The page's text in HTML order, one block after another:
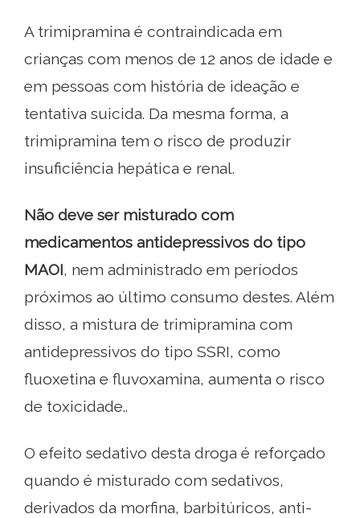
A trimipramina é contraindicada em
crianças com menos de 12 anos de idade e
em pessoas com história de ideação e
tentativa suicida. Da mesma forma, a
trimipramina tem o risco de produzir
insuficiência hepática e renal.
Não deve ser misturado com
medicamentos antidepressivos do tipo
MAOI, nem administrado em períodos
próximos ao último consumo destes. Além
disso, a mistura de trimipramina com
antidepressivos do tipo SSRI, como
fluoxetina e fluvoxamina, aumenta o risco
de toxicidade..
O efeito sedativo desta droga é reforçado
quando é misturado com sedativos,
derivados da morfina, barbitúricos, anti-